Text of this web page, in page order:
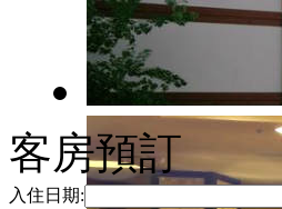
客房預訂
入住日期: